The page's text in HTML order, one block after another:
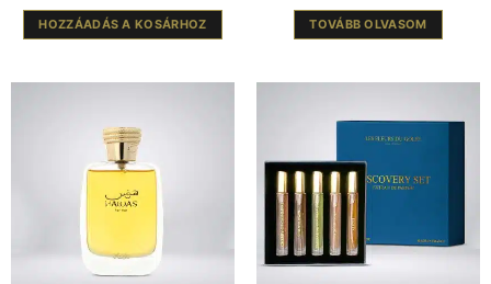
HOZZÁADÁS A KOSÁRHOZ TOVÁBB OLVASOM